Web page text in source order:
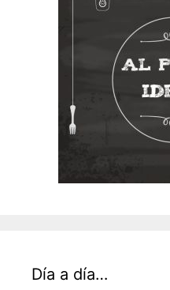
Día a día…